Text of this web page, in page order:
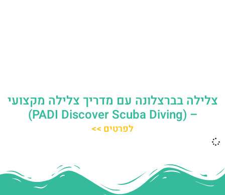
צלילה בברצלונה עם מדריך צלילה מקצועי
– (PADI Discover Scuba Diving)
לפרטים >>